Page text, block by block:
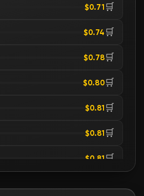
$0.71 🛒
$0.74 🛒
$0.78🛒
$0.80🛒
$0.81 🛒
$0.81 🛒
$0.81 🛒